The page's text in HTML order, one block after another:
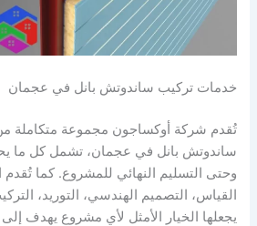
خدمات تركيب ساندوتش بانل في عجمان
تُقدم شركة أوكساجون مجموعة متكاملة
ساندوتش بانل في عجمان، تشمل كل ما
وحتى التسليم النهائي للمشروع. كما
القياس، التصميم الهندسي، التوريد،
يجعلها الخيار الأمثل لأي مشروع يهدف